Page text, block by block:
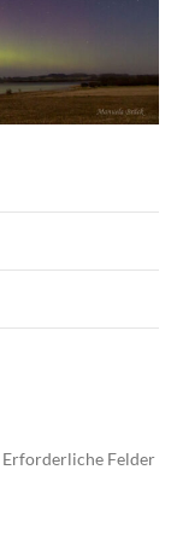
Erforderliche Felder